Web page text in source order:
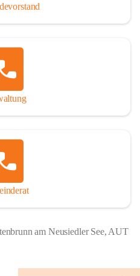
am Neusiedler See, AUT